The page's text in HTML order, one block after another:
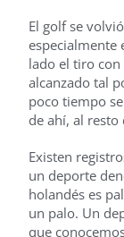
El golf se
especialmente
lado el tiro con
alcanzado tal
poco tiempo
de ahí, al
Existen
un deporte
holandés es
un palo. Un
que